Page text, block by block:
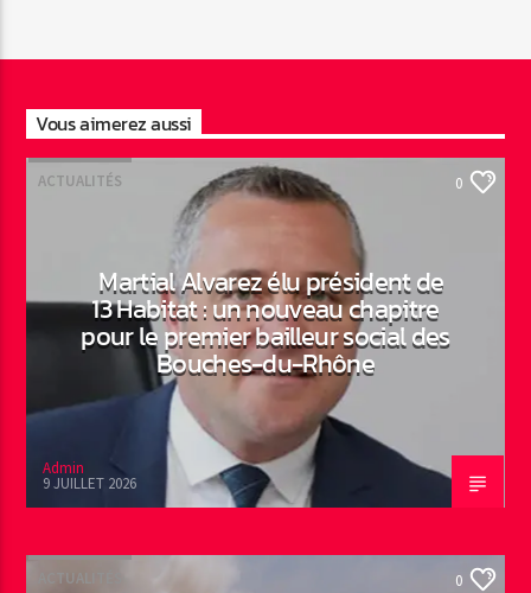
Vous aimerez aussi
ACTUALITÉS 0
Martial Alvarez élu président de
13 Habitat : un nouveau chapitre
pour le premier bailleur social des
Bouches-du-Rhône
Admin
9 JUILLET 2026
ACTUALITÉS 0